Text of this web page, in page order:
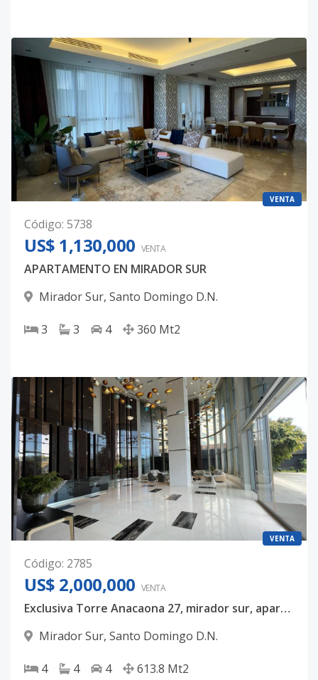
VENTA
Código: 5738
US$ 1,130,000 VENTA
APARTAMENTO EN MIRADOR SUR
Mirador Sur, Santo Domingo D.N.
3 3 4 360 Mt2
VENTA
Código: 2785
US$ 2,000,000 VENTA
Exclusiva Torre Anacaona 27, mirador sur, apartamento en venta, piso 13 completo , 613mts, USD$ 2,200,000
Mirador Sur, Santo Domingo D.N.
4 4 4 613.8 Mt2